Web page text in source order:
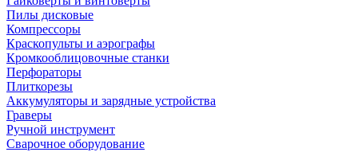
Пилы дисковые
Компрессоры
Краскопульты и аэрографы
Кромкооблицовочные станки
Перфораторы
Плиткорезы
Аккумуляторы и зарядные устройства
Граверы
Ручной инструмент
Сварочное оборудование